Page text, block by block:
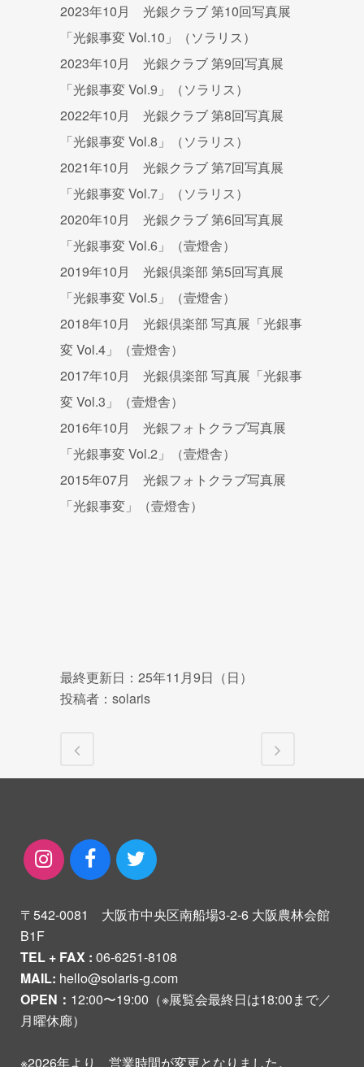
2023年10月 光銀クラブ 第10回写真展
「光銀事変 Vol.10」（ソラリス）
2023年10月 光銀クラブ 第9回写真展
「光銀事変 Vol.9」（ソラリス）
2022年10月 光銀クラブ 第8回写真展
「光銀事変 Vol.8」（ソラリス）
2021年10月 光銀クラブ 第7回写真展
「光銀事変 Vol.7」（ソラリス）
2020年10月 光銀クラブ 第6回写真展
「光銀事変 Vol.6」（壹燈舎）
2019年10月 光銀倶楽部 第5回写真展
「光銀事変 Vol.5」（壹燈舎）
2018年10月 光銀倶楽部 写真展「光銀事
変 Vol.4」（壹燈舎）
2017年10月 光銀倶楽部 写真展「光銀事
変 Vol.3」（壹燈舎）
2016年10月 光銀フォトクラブ写真展
「光銀事変 Vol.2」（壹燈舎）
2015年07月 光銀フォトクラブ写真展
「光銀事変」（壹燈舎）
最終更新日：25年11月9日（日）
投稿者：solaris
〒542-0081 大阪市中央区南船場3-2-6 大阪農林会館
B1F
TEL + FAX : 06-6251-8108
MAIL: hello@solaris-g.com
OPEN： 12:00〜19:00（※展覧会最終日は18:00まで／
月曜休廊）
※2026年より、営業時間が変更となりました。